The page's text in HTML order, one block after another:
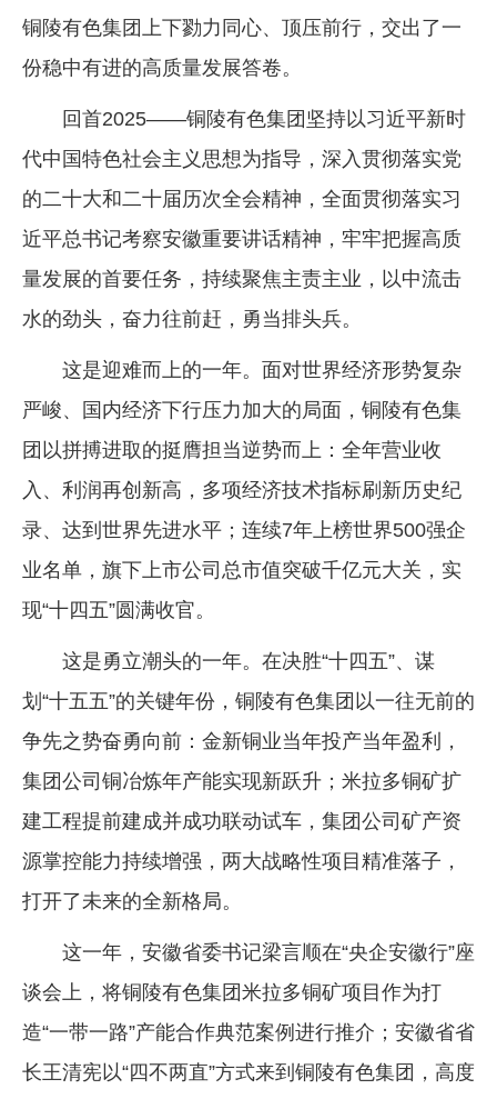
行情报价
数字报
铜陵有色集团上下勠力同心、顶压前行，交出了一
份稳中有进的高质量发展答卷。
回首2025——铜陵有色集团坚持以习近平新时
代中国特色社会主义思想为指导，深入贯彻落实党
的二十大和二十届历次全会精神，全面贯彻落实习
近平总书记考察安徽重要讲话精神，牢牢把握高质
量发展的首要任务，持续聚焦主责主业，以中流击
水的劲头，奋力往前赶，勇当排头兵。
这是迎难而上的一年。面对世界经济形势复杂
严峻、国内经济下行压力加大的局面，铜陵有色集
团以拼搏进取的挺膺担当逆势而上：全年营业收
入、利润再创新高，多项经济技术指标刷新历史纪
录、达到世界先进水平；连续7年上榜世界500强企
业名单，旗下上市公司总市值突破千亿元大关，实
现“十四五”圆满收官。
这是勇立潮头的一年。在决胜“十四五”、谋
划“十五五”的关键年份，铜陵有色集团以一往无前的
争先之势奋勇向前：金新铜业当年投产当年盈利，
集团公司铜冶炼年产能实现新跃升；米拉多铜矿扩
建工程提前建成并成功联动试车，集团公司矿产资
源掌控能力持续增强，两大战略性项目精准落子，
打开了未来的全新格局。
这一年，安徽省委书记梁言顺在“央企安徽行”座
谈会上，将铜陵有色集团米拉多铜矿项目作为打
造“一带一路”产能合作典范案例进行推介；安徽省省
长王清宪以“四不两直”方式来到铜陵有色集团，高度